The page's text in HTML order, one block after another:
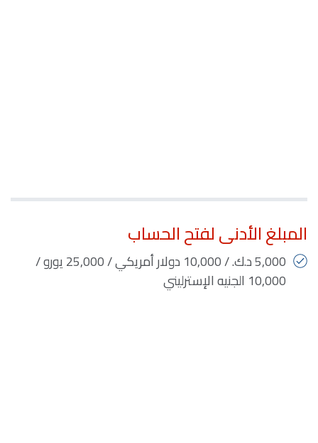
المبلغ الأدنى لفتح الحساب
5,000 د.ك. / 10,000 دولار أمريكي / 25,000 يورو /
10,000 الجنيه الإسترليني